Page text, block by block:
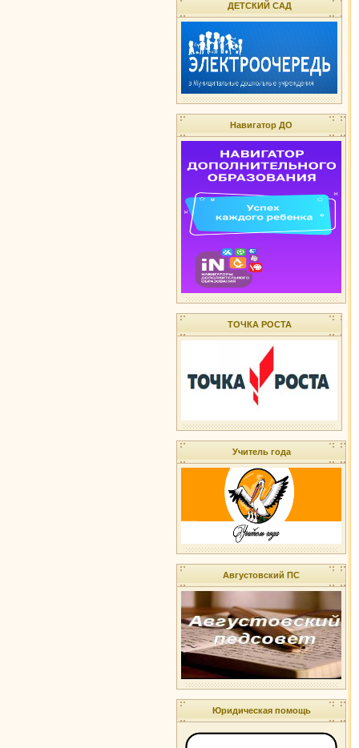
ДЕТСКИЙ САД
Навигатор ДО
ТОЧКА РОСТА
Учитель года
Августовский ПС
Юридическая помощь